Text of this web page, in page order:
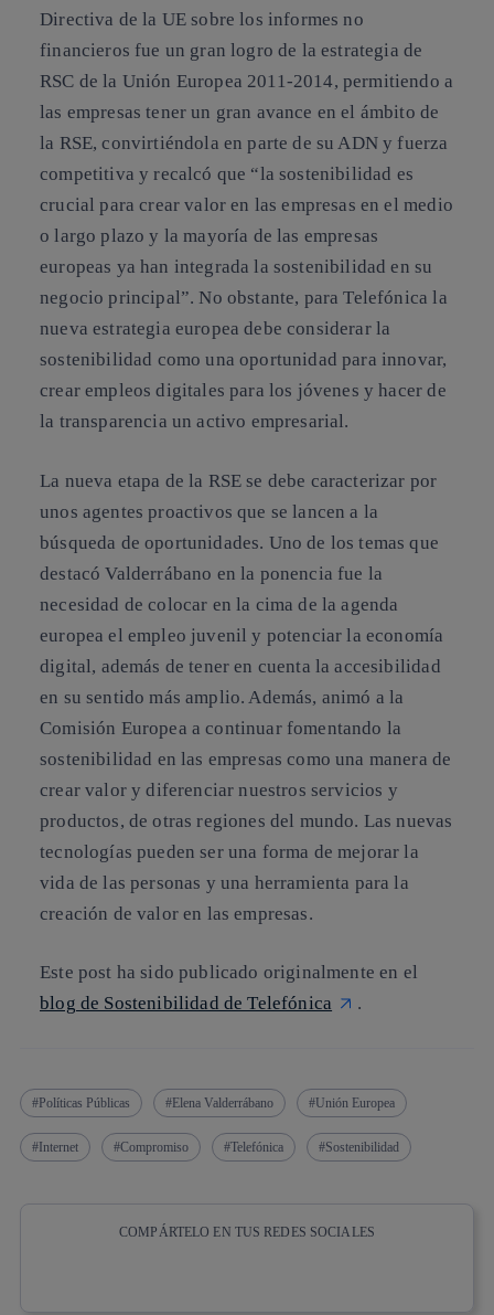
Directiva de la UE sobre los informes no
financieros fue un gran logro de la estrategia de
RSC de la Unión Europea 2011-2014, permitiendo a
las empresas tener un gran avance en el ámbito de
la RSE, convirtiéndola en parte de su ADN y fuerza
competitiva y recalcó que “la sostenibilidad es
crucial para crear valor en las empresas en el medio
o largo plazo y la mayoría de las empresas
europeas ya han integrada la sostenibilidad en su
negocio principal”. No obstante, para Telefónica la
nueva estrategia europea debe considerar la
sostenibilidad como una oportunidad para innovar,
crear empleos digitales para los jóvenes y hacer de
la transparencia un activo empresarial.
La nueva etapa de la RSE se debe caracterizar por
unos agentes proactivos que se lancen a la
búsqueda de oportunidades. Uno de los temas que
destacó Valderrábano en la ponencia fue la
necesidad de colocar en la cima de la agenda
europea el empleo juvenil y potenciar la economía
digital, además de tener en cuenta la accesibilidad
en su sentido más amplio. Además, animó a la
Comisión Europea a continuar fomentando la
sostenibilidad en las empresas como una manera de
crear valor y diferenciar nuestros servicios y
productos, de otras regiones del mundo. Las nuevas
tecnologías pueden ser una forma de mejorar la
vida de las personas y una herramienta para la
creación de valor en las empresas.
Este post ha sido publicado originalmente en el
blog de Sostenibilidad de Telefónica
.
Políticas Públicas Elena Valderrábano Unión Europea
Internet Compromiso Telefónica Sostenibilidad
COMPÁRTELO EN TUS REDES SOCIALES